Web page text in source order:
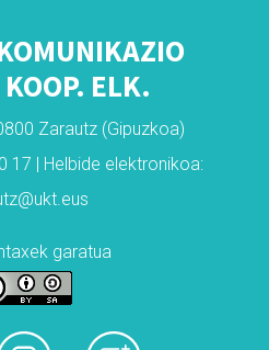
ELK.
Zarautz (Gipuzkoa)
17 | Helbide elektronikoa:
garatua